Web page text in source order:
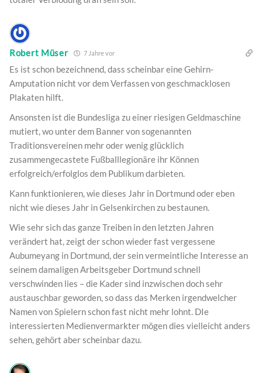
Robert Müser 7 Jahre vor
Es ist schon bezeichnend, dass scheinbar eine Gehirn-
Amputation nicht vor dem Verfassen von geschmacklosen
Plakaten hilft.
Ansonsten ist die Bundesliga zu einer riesigen Geldmaschine
mutiert, wo unter dem Banner von sogenannten
Traditionsvereinen mehr oder wenig glücklich
zusammengecastete Fußballlegionäre ihr Können
erfolgreich/erfolglos dem Publikum darbieten.
Kann funktionieren, wie dieses Jahr in Dortmund oder eben
nicht wie dieses Jahr in Gelsenkirchen zu bestaunen.
Wie sehr sich das ganze Treiben in den letzten Jahren
verändert hat, zeigt der schon wieder fast vergessene
Aubumeyang in Dortmund, der sein vermeintliche Interesse an
seinem damaligen Arbeitsgeber Dortmund schnell
verschwinden lies – die Kader sind inzwischen doch sehr
austauschbar geworden, so dass das Merken irgendwelcher
Namen von Spielern schon fast nicht mehr lohnt. DIe
interessierten Medienvermarkter mögen dies vielleicht anders
sehen, gehört aber scheinbar dazu.